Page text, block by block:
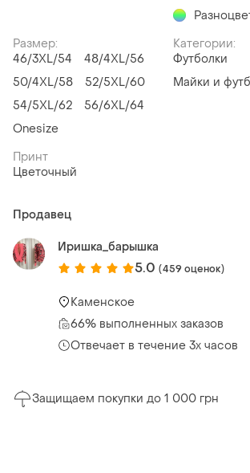
Размер:
46/3XL/54
48/4XL/56
50/4XL/58
52/5XL/60
54/5XL/62
56/6XL/64
Onesize
Категории:
Футболки
Майки и
Принт
Цветочный
Продавец
Иришка_барышка
5.0 (459 оценок)
Каменское
66% выполненных заказов
Отвечает в течение 3х часов
Защищаем покупки до 1 000 грн